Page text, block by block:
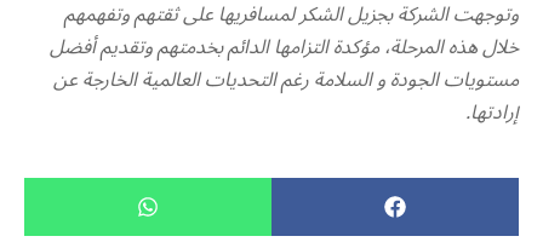
وتوجهت الشركة بجزيل الشكر لمسافريها على ثقتهم وتفهمهم
خلال هذه المرحلة، مؤكدة التزامها الدائم بخدمتهم وتقديم أفضل
مستويات الجودة و السلامة رغم التحديات العالمية الخارجة عن
إرادتها.